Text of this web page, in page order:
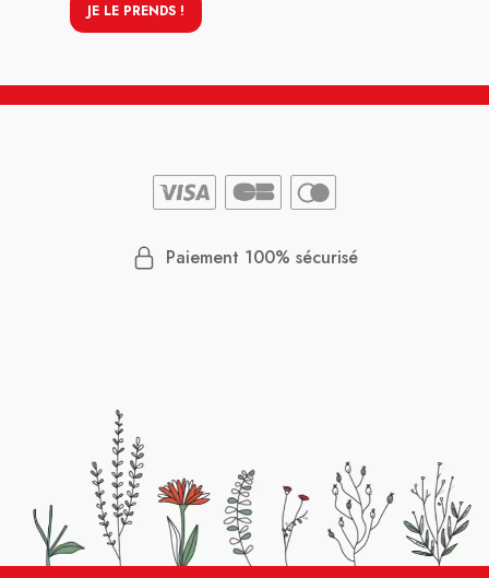
JE LE PRENDS !
Paiement 100% sécurisé